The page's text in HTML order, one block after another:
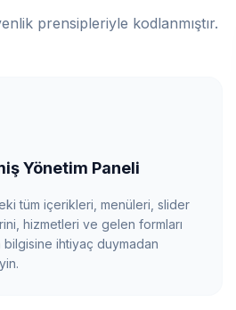
prensipleriyle kodlanmıştır.
Yönetim Paneli
tüm içerikleri, menüleri, slider
hizmetleri ve gelen formları
bilgisine ihtiyaç duymadan